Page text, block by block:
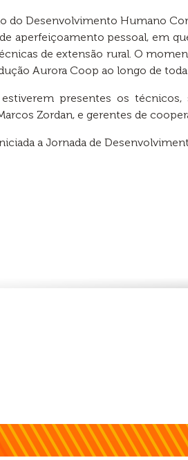
do Desenvolvimento Humano
aperfeiçoamento pessoal, em
de extensão rural. O
Aurora Coop ao longo de
estiverem presentes os
Zordan, e gerentes de
a Jornada de